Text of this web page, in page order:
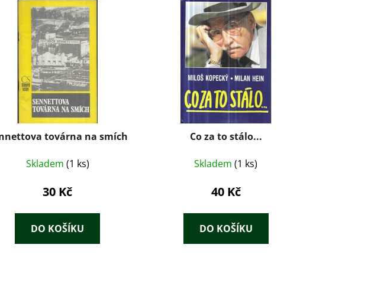
továrna na smích
Skladem (1 ks)
30 Kč
DO KOŠÍKU
Co za to stálo...
Skladem(1 ks)
40 Kč
DO KOŠÍKU